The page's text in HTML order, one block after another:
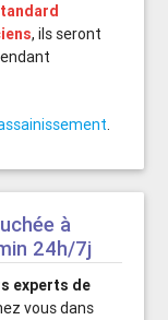
, ils seront
.
à
24h/7j
experts de
vous dans